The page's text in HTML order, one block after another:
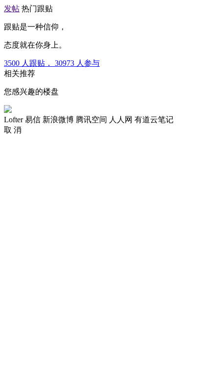
发帖 热门跟贴
跟贴是一种信仰，
态度就在你身上。
3500 人跟贴， 30973 人参与
相关推荐
您感兴趣的楼盘
Lofter 易信 新浪微博 腾讯空间 人人网 有道云笔记
取 消